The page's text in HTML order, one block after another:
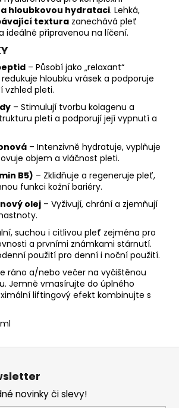
hloubkovou hydrataci. Lehká,
textura zanechává pleť
ideálně připravenou na líčení.
– Působí jako „relaxant“
hloubku vrásek a podporuje
vzhled pleti.
– Stimulují tvorbu kolagenu a
pleti a podporují její vypnutí a
– Intenzivně hydratuje, vyplňuje
objem a vláčnost pleti.
B5) – Zklidňuje a regeneruje pleť,
funkci kožní bariéry.
olej – Vyživují, chrání a zjemňují
suchou i citlivou pleť zejména pro
a prvními známkami stárnutí.
použití pro denní i noční použití.
ráno a/nebo večer na vyčištěnou
Jemně vmasírujte do úplného
liftingový efekt kombinujte s
novinky či slevy!